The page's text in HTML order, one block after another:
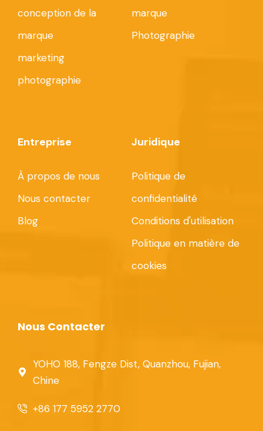
conception de la
marque
marketing
photographie
marque
Photographie
Entreprise
À propos de nous
Nous contacter
Blog
Juridique
Politique de
confidentialité
Conditions d'utilisation
Politique en matière de
cookies
Nous Contacter
YOHO 188, Fengze Dist, Quanzhou, Fujian,
Chine
+86 177 5952 2770